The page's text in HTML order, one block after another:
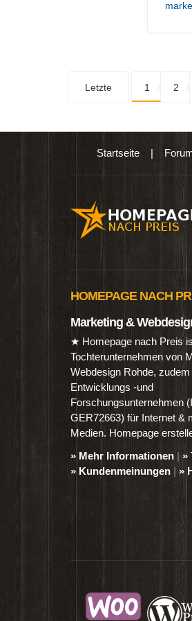
Letzte 1 2
Startseite|
Produkten wie Ebooks &
HOMEPAGE NACH
Marketing &
★ Homepage nach Preis
Tochterunternehmen von
Webdesign Rohde, zudem
Entwicklungs -und
Forschungsunternehmen
GER72663) für Internet &
Medien. Homepage
» Mehr Informationen | »
» Kundenmeinungen | »